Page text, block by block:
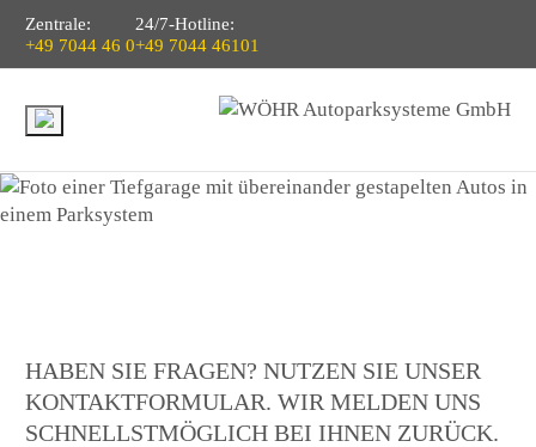
Zentrale:
+49 7044 46 0
24/7-Hotline:
+49 7044 46101
HABEN SIE FRAGEN? NUTZEN SIE UNSER
KONTAKTFORMULAR. WIR MELDEN UNS
SCHNELLSTMÖGLICH BEI IHNEN ZURÜCK.